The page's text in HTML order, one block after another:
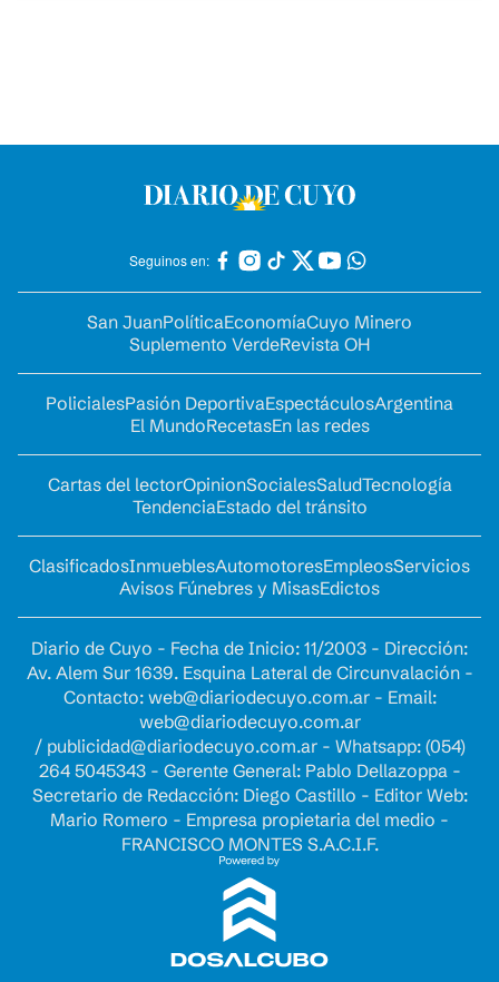
Seguinos en:
San JuanPolíticaEconomíaCuyo Minero
Suplemento VerdeRevista OH
PolicialesPasión DeportivaEspectáculosArgentina
El MundoRecetasEn las redes
Cartas del lectorOpinionSocialesSaludTecnología
TendenciaEstado del tránsito
ClasificadosInmueblesAutomotoresEmpleosServicios
Avisos Fúnebres y MisasEdictos
Diario de Cuyo - Fecha de Inicio: 11/2003 - Dirección:
Av. Alem Sur 1639. Esquina Lateral de Circunvalación -
Contacto: web@diariodecuyo.com.ar- Email:
web@diariodecuyo.com.ar
/ publicidad@diariodecuyo.com.ar- Whatsapp: (054)
264 5045343 - Gerente General: Pablo Dellazoppa -
Secretario de Redacción: Diego Castillo - Editor Web:
Mario Romero - Empresa propietaria del medio -
FRANCISCO MONTES S.A.C.I.F.